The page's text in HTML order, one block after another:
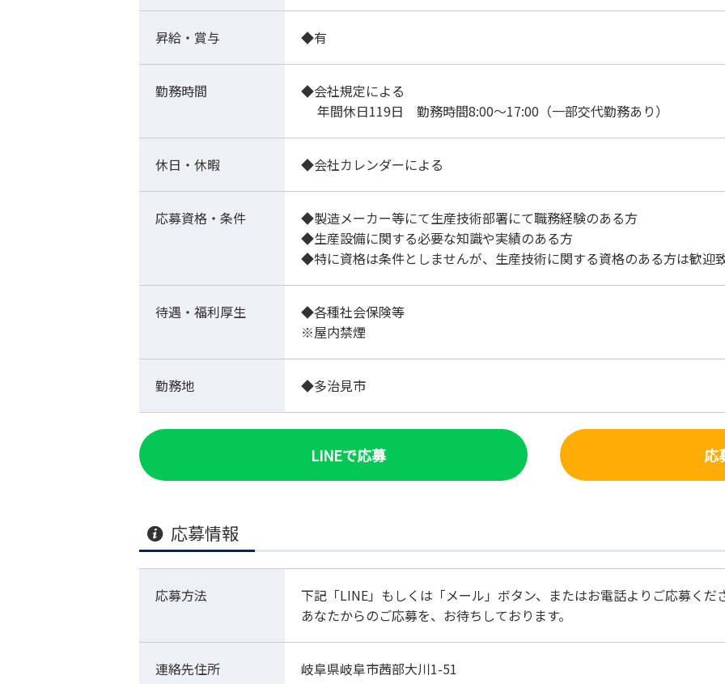
昇給・賞与 ◆有
勤務時間
◆会社規定による
年間休日119日 勤務時間8:00～17:00（一部交代勤務あり）
休日・休暇 ◆会社カレンダーによる
応募資格・条件
◆製造メーカー等にて生産技術部署にて職務経験のある方
◆生産設備に関する必要な知識や実績のある方
◆特に資格は条件としませんが、生産技術に関する資格のある方は歓迎
待遇・福利厚生
◆各種社会保険等
※屋内禁煙
勤務地 ◆多治見市
LINEで応募 応
応募情報
応募方法
下記「LINE」もしくは「メール」ボタン、またはお電話よりご応募くだ
あなたからのご応募を、お待ちしております。
連絡先住所 岐阜県岐阜市茜部大川1-51